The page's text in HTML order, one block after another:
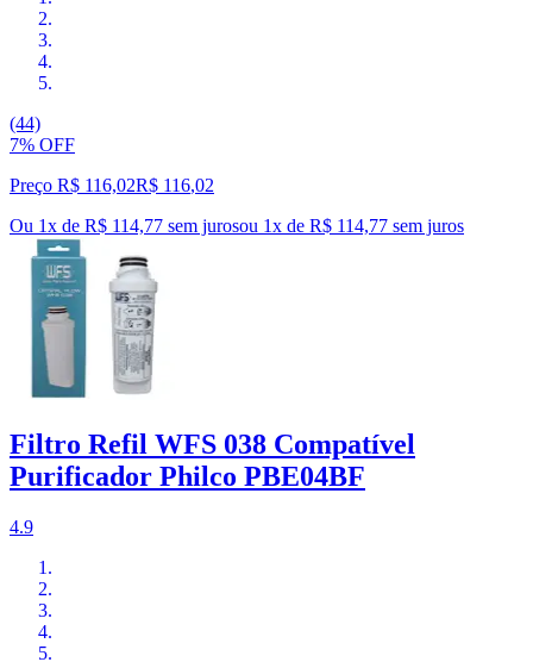
(44)
7% OFF
Preço R$ 116,02R$ 116,02
Ou 1x de R$ 114,77 sem jurosou 1x de R$ 114,77 sem juros
Filtro Refil WFS 038 Compatível
Purificador Philco PBE04BF
4.9